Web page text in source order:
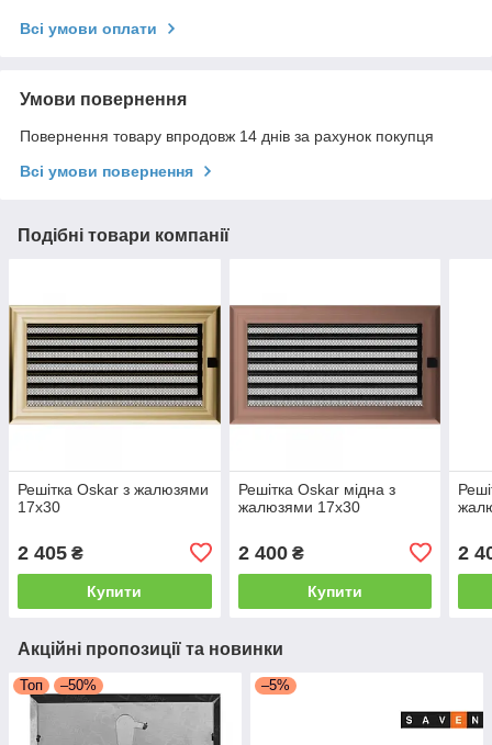
Всі умови оплати
Умови повернення
Повернення товару впродовж 14 днів за рахунок покупця
Всі умови повернення
Подібні товари компанії
Решітка Oskar з жалюзями
17x30
2 405 ₴
Купити
Решітка Oskar мідна з
жалюзями 17x30
2 400₴
Купити
2
Акційні пропозиції та новинки
Топ –50% –5%